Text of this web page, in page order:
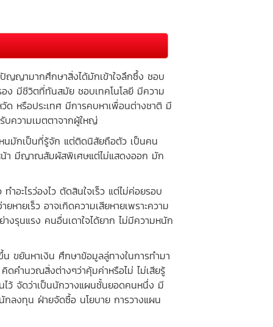
ญามากศึกษาสิ่งได้มักเข้าใจลึกซึ้ง ชอบ
ง มีชีวิตที่ทันสมัย ชอบเทคโนโลยี มีความ
ด หรือประเทศ มีการคบหาเพื่อนต่างชาติ มี
ความเมตตาจากผู้ใหญ่
มักเป็นที่รู้จัก แต่ติดนิสัยถือตัว เป็นคน
า มีญาณสัมผัสพิเศษแต่ไม่แสดงออก มัก
ะไรว่องไว ตัดสินใจเร็ว แต่ไม่ค่อยรอบ
ายเร็ว อาจเกิดความเสียหายเพราะความ
างรุนแรง คนอื่นเดาใจได้ยาก ไม่มีความหนัก
ขยันหาเงิน ศึกษาข้อมูลลู่ทางในการทำมา
ดคำนวณสิ่งต่างๆว่าคุ้มค่าหรือไม่ ไม่เสียรู้
ว้ จัดว่าเป็นนักวางแผนชั้นยอดคนหนึ่ง มี
ลงทุน ฝ่ายจัดซื้อ นโยบาย การวางแผน